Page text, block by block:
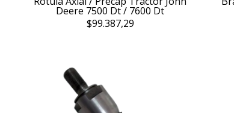
Deere 7500 Dt / 7600 Dt
$99.387,29